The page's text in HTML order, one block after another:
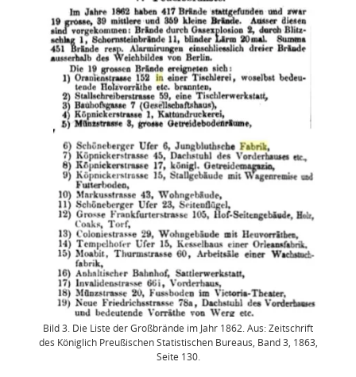
Bild 3. Die Liste der Großbrände im Jahr 1862. Aus: Zeitschrift
des Königlich Preußischen Statistischen Bureaus, Band 3, 1863,
Seite 130.